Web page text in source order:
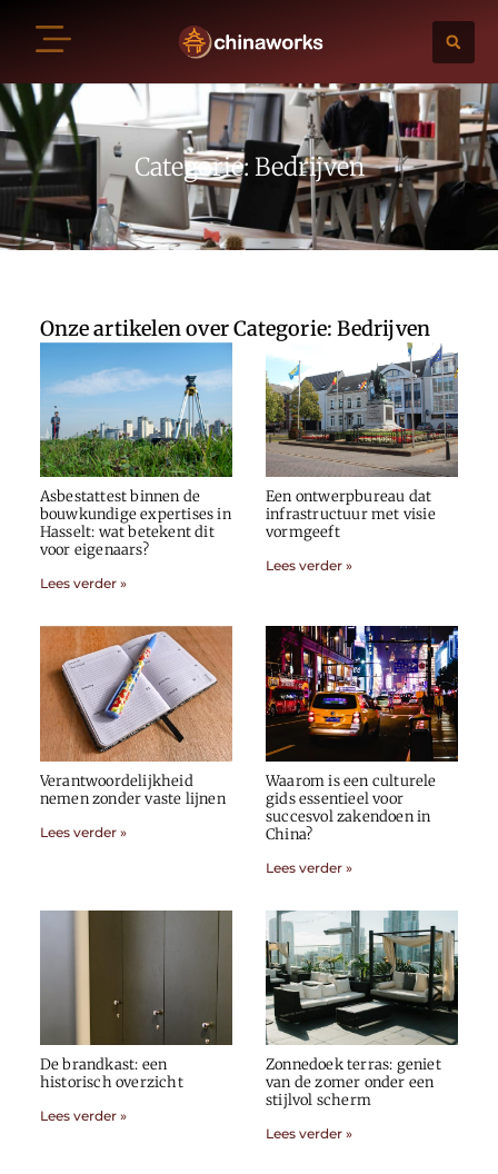
Categorie: Bedrijven
Onze artikelen over Categorie: Bedrijven
Asbestattest binnen de
bouwkundige expertises in
Hasselt: wat betekent dit
voor eigenaars?
Lees verder »
Een ontwerpbureau dat
infrastructuur met visie
vormgeeft
Lees verder »
Verantwoordelijkheid
nemen zonder vaste lijnen
Lees verder »
Waarom is een culturele
gids essentieel voor
succesvol zakendoen in
China?
Lees verder »
De brandkast: een
historisch overzicht
Lees verder »
Zonnedoek terras: geniet
van de zomer onder een
stijlvol scherm
Lees verder »